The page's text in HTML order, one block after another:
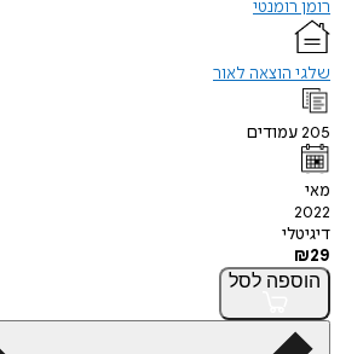
רומן רומנטי
שלגי הוצאה לאור
205עמודים
מאי
2022
דיגיטלי
₪29
הוספה לסל